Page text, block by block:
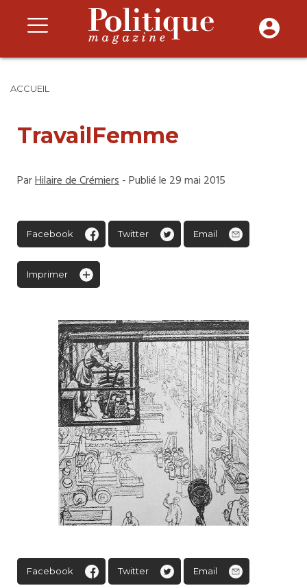
ACCUEIL
TravailFemme
ParHilaire de Crémiers- Publié le 29 mai 2015
Facebook Twitter Email
Imprimer
Facebook Twitter Email